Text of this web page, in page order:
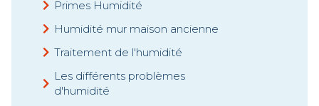
Primes Humidité
Humidité mur maison ancienne
Traitement de l'humidité
Les différents problèmes
d'humidité